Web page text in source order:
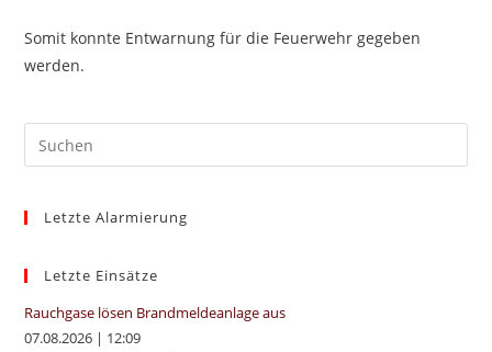
Somit konnte Entwarnung für die Feuerwehr gegeben
werden.
Letzte Alarmierung
Letzte Einsätze
Rauchgase lösen Brandmeldeanlage aus
07.08.2026 | 12:09